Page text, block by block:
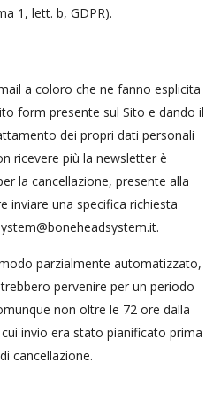
1, lett. b, GDPR).
a coloro che ne fanno esplicita
form presente sul Sito e dando il
dei propri dati personali
ricevere più la newsletter è
la cancellazione, presente alla
inviare una specifica richiesta
parzialmente automatizzato,
pervenire per un periodo
non oltre le 72 ore dalla
invio era stato pianificato prima
cancellazione.